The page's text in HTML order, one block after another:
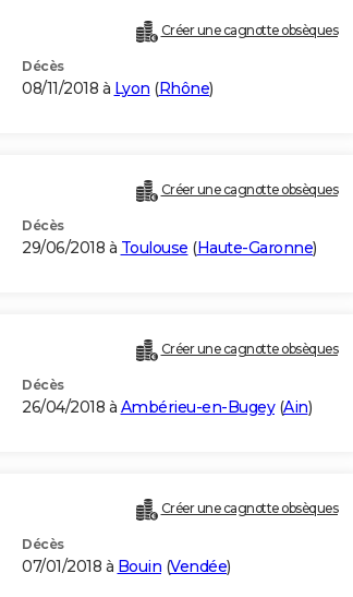
Créer une cagnotte obsèques
Décès
08/11/2018 à Lyon (Rhône)
Créer une cagnotte obsèques
Décès
29/06/2018 à Toulouse (Haute-Garonne)
Créer une cagnotte obsèques
Décès
26/04/2018 à Ambérieu-en-Bugey(Ain)
Créer une cagnotte obsèques
Décès
07/01/2018 à Bouin (Vendée)